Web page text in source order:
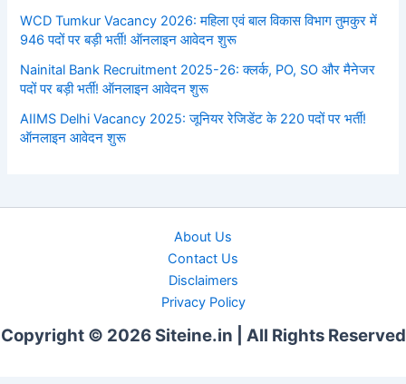
WCD Tumkur Vacancy 2026: महिला एवं बाल विकास विभाग तुमकुर में
946 पदों पर बड़ी भर्ती! ऑनलाइन आवेदन शुरू
Nainital Bank Recruitment 2025-26: क्लर्क, PO, SO और मैनेजर
पदों पर बड़ी भर्ती! ऑनलाइन आवेदन शुरू
AIIMS Delhi Vacancy 2025: जूनियर रेजिडेंट के 220 पदों पर भर्ती!
ऑनलाइन आवेदन शुरू
About Us
Contact Us
Disclaimers
Privacy Policy
Copyright © 2026 Siteine.in | All Rights Reserved